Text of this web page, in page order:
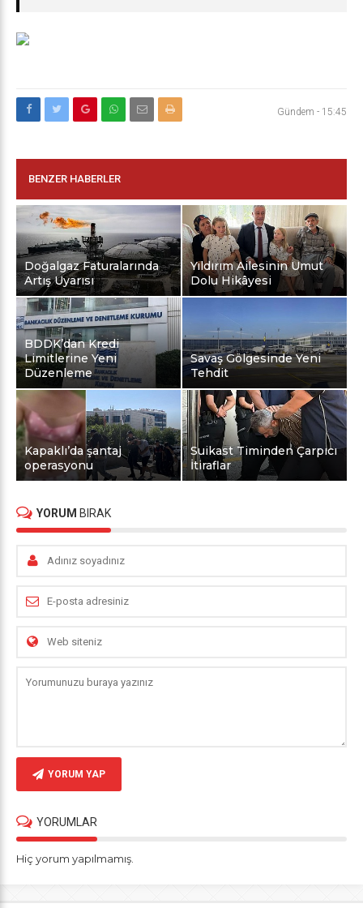
Gündem - 15:45
BENZER HABERLER
Doğalgaz Faturalarında
Artış Uyarısı
Yıldırım Ailesinin Umut
Dolu Hikâyesi
BDDK’dan Kredi
Limitlerine Yeni
Düzenleme
Savaş Gölgesinde Yeni
Tehdit
Kapaklı’da şantaj
operasyonu
Suikast Timinden Çarpıcı
İtiraflar
YORUM BIRAK
YORUM YAP
YORUMLAR
Hiç yorum yapılmamış.